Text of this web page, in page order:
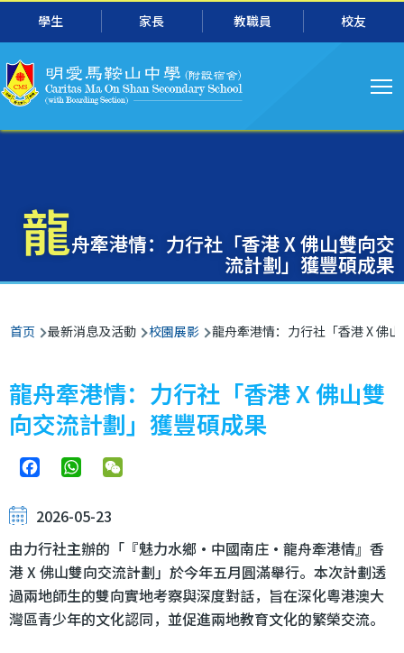
跳转到主要内容
學生 家長 教職員 校友
导
航
龍舟牽港情：力行社「香港 X 佛山雙向交
流計劃」獲豐碩成果
面
包
屑
首页 最新消息及活動 校園展影 龍舟牽港情：力行社「香港 X 佛
龍舟牽港情：力行社「香港 X 佛山雙
向交流計劃」獲豐碩成果
FacebookWhatsApp
2026-05-23
由力行社主辦的「『魅力水鄉‧中國南庄‧龍舟牽港情』香
港 X 佛山雙向交流計劃」於今年五月圓滿舉行。本次計劃透
過兩地師生的雙向實地考察與深度對話，旨在深化粵港澳大
灣區青少年的文化認同，並促進兩地教育文化的繁榮交流。